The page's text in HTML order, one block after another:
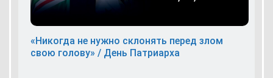
«Никогда не нужно склонять перед злом
свою голову» / День Патриарха